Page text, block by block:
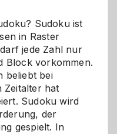
Sudoku ist
in Raster
jede Zahl nur
Block vorkommen.
beliebt bei
Zeitalter hat
Sudoku wird
der
gespielt. In